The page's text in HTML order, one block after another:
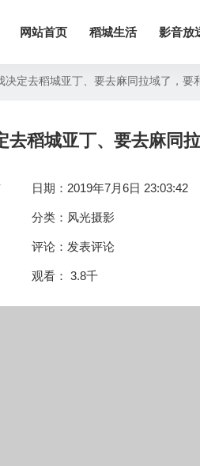
网站首页 稻城生活 影音放
决定去稻城亚丁、要去麻同拉域了，要
去稻城亚丁、要去麻同
日期：2019年7月6日 23:03:42
分类： 风光摄影
评论： 发表评论
观看： 3.8千